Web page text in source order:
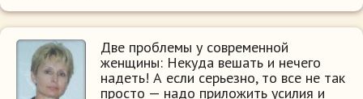
Две проблемы у современной
женщины: Некуда вешать и нечего
надеть! А если серьезно, то все не так
просто — надо приложить усилия и